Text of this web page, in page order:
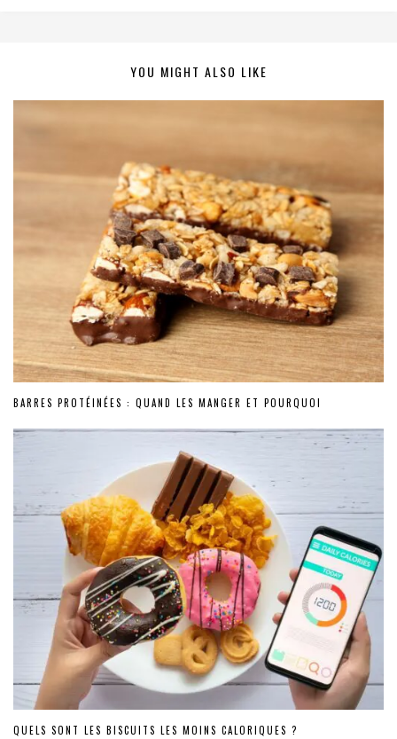
YOU MIGHT ALSO LIKE
BARRES PROTÉINÉES : QUAND LES MANGER ET POURQUOI
QUELS SONT LES BISCUITS LES MOINS CALORIQUES ?